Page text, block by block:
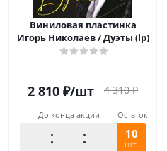
Виниловая пластинка
Игорь Николаев / Дуэты (lp)
2 810 ₽/шт 4 310₽
До конца акции Остаток
10
шт.